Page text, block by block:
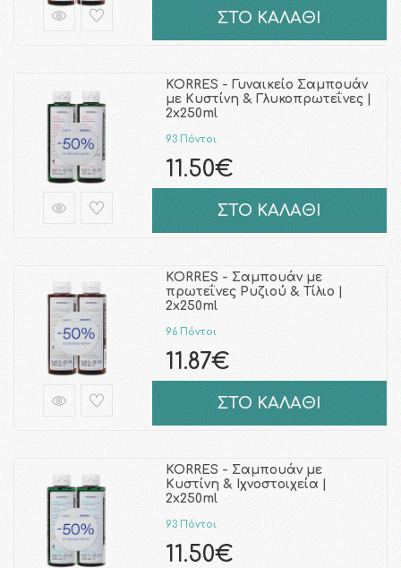
ΣΤΟ ΚΑΛΑΘΙ
KORRES - Γυναικείο Σαμπουάν
με Κυστίνη & Γλυκοπρωτεΐνες |
2x250ml
93 Πόντοι
11.50€
ΣΤΟ ΚΑΛΑΘΙ
KORRES - Σαμπουάν με
πρωτεΐνες Ρυζιού & Τίλιο |
2x250ml
96 Πόντοι
11.87€
ΣΤΟ ΚΑΛΑΘΙ
KORRES - Σαμπουάν με
Κυστίνη & Ιχνοστοιχεία |
2x250ml
93 Πόντοι
11.50€